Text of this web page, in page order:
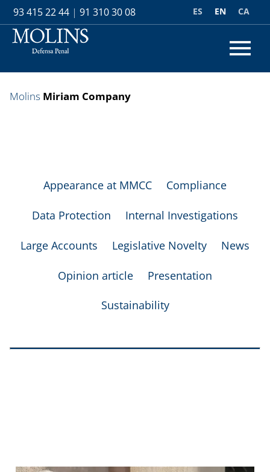
93 415 22 44 | 91 310 30 08 CA
EN
ES
Molins Miriam Company
Appearance at MMCC Compliance
Data Protection Internal Investigations
Large Accounts Legislative Novelty News
Opinion article Presentation
Sustainability